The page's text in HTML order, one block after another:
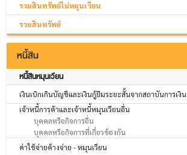
รวมสินทรัพย์ไม่หมุนเวียน
รวมสินทรัพย์
หนี้สิน
หนี้สินหมุนเวียน
เงินเบิกเกินบัญชีและเงินกู้ยืมระยะสั้นจากสถาบันการเงิน
เจ้าหนี้การค้าและเจ้าหนี้หมุนเวียนอื่น
บุคคลหรือกิจการอื่น
บุคคลหรือกิจการที่เกี่ยวข้องกัน
ค่าใช้จ่ายค้างจ่าย - หมุนเวียน